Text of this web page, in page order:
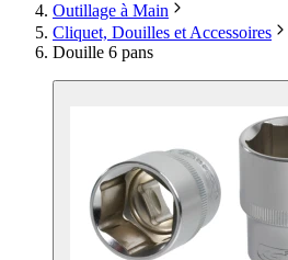
Outillage à Main
Cliquet, Douilles et Accessoires
Douille 6 pans